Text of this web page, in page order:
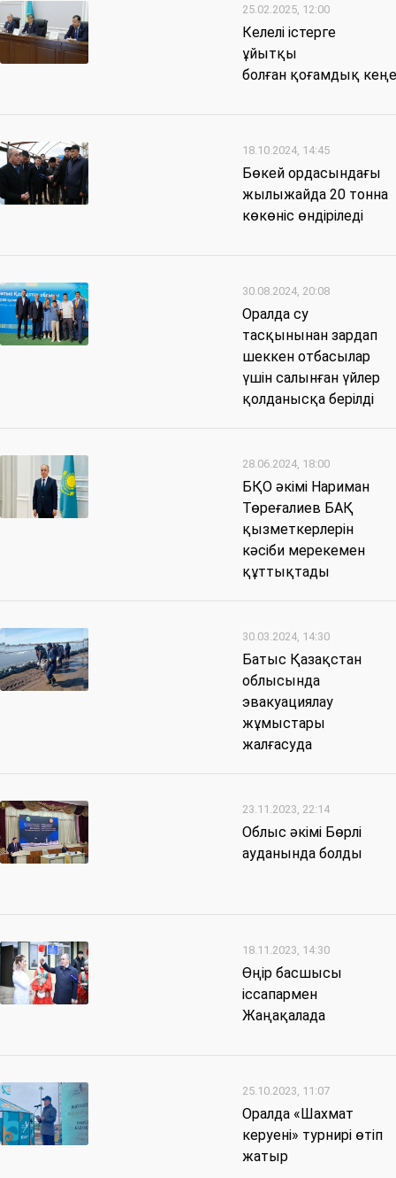
25.02.2025, 12:00
Келелі істерге
ұйытқы
болған қоғамдық
18.10.2024, 14:45
Бөкей ордасындағы
жылыжайда 20 тонна
көкөніс өндіріледі
30.08.2024, 20:08
Оралда су
тасқынынан зардап
шеккен отбасылар
үшін салынған үйлер
қолданысқа берілді
28.06.2024, 18:00
БҚО әкімі Нариман
Төреғалиев БАҚ
қызметкерлерін
кәсіби мерекемен
құттықтады
30.03.2024, 14:30
Батыс Қазақстан
облысында
эвакуациялау
жұмыстары
жалғасуда
23.11.2023, 22:14
Облыс әкімі Бөрлі
ауданында болды
18.11.2023, 14:30
Өңір басшысы
іссапар­мен
Жаңақалада
25.10.2023, 11:07
Оралда «Шахмат
керуені» турнирі өтіп
жатыр